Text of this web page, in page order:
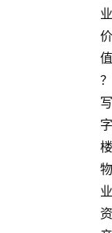
业
价
值
？
写
字
楼
物
业
资